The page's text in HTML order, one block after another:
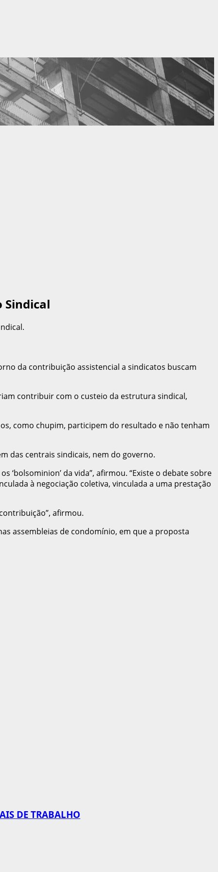
Sindical
da contribuição assistencial a sindicatos buscam
contribuir com o custeio da estrutura sindical,
como chupim, participem do resultado e não tenham
das centrais sindicais, nem do governo.
‘bolsominion’ da vida”, afirmou. “Existe o debate sobre
à negociação coletiva, vinculada a uma prestação
afirmou.
assembleias de condomínio, em que a proposta
DE TRABALHO